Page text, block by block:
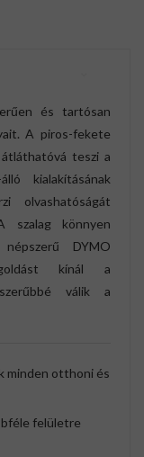
és tartósan
A piros-fekete
teszi a
kialakításának
olvashatóságát
szalag könnyen
DYMO
kínál a
válik a
minden otthoni és
felületre